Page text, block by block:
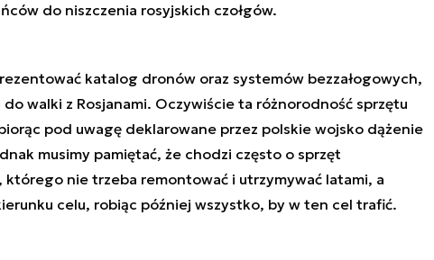
do niszczenia rosyjskich czołgów.
katalog dronów oraz systemów bezzałogowych,
walki z Rosjanami. Oczywiście ta różnorodność sprzętu
pod uwagę deklarowane przez polskie wojsko dążenie
musimy pamiętać, że chodzi często o sprzęt
nie trzeba remontować i utrzymywać latami, a
celu, robiąc później wszystko, by w ten cel trafić.